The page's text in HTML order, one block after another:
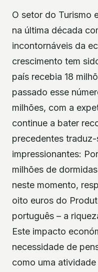
O setor do Turismo
na última década
incontornáveis da
crescimento tem
país recebia 18
passado esse
milhões, com a
continue a bater
precedentes
impressionantes:
milhões de
neste momento,
oito euros do
português – a
Este impacto
necessidade de
como uma